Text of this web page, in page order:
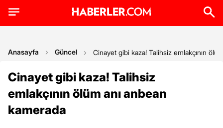
Anasayfa Güncel Cinayet gibi kaza! Talihsiz emlakçının
Cinayet gibi kaza! Talihsiz
emlakçının ölüm anı anbean
kamerada